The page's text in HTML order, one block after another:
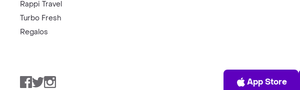
Rappi Travel
Turbo Fresh
Regalos
Facebook
TwitterInstagram
App Store
App Store